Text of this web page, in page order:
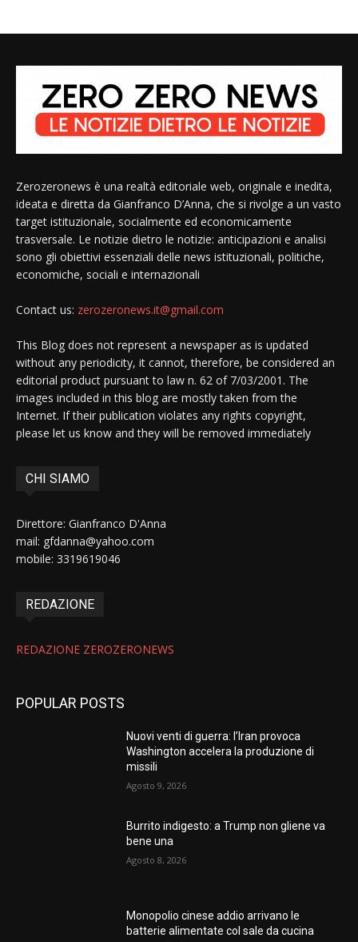
Zerozeronews è una realtà editoriale web, originale e inedita,
ideata e diretta da Gianfranco D’Anna, che si rivolge a un vasto
target istituzionale, socialmente ed economicamente
trasversale. Le notizie dietro le notizie: anticipazioni e analisi
sono gli obiettivi essenziali delle news istituzionali, politiche,
economiche, sociali e internazionali
Contact us: zerozeronews.it@gmail.com
This Blog does not represent a newspaper as is updated
without any periodicity, it cannot, therefore, be considered an
editorial product pursuant to law n. 62 of 7/03/2001. The
images included in this blog are mostly taken from the
Internet. If their publication violates any rights copyright,
please let us know and they will be removed immediately
CHI SIAMO
Direttore: Gianfranco D'Anna
mail: gfdanna@yahoo.com
mobile: 3319619046
REDAZIONE
REDAZIONE ZEROZERONEWS
POPULAR POSTS
Nuovi venti di guerra: l’Iran provoca
Washington accelera la produzione di
missili
Agosto 9, 2026
Burrito indigesto: a Trump non gliene va
bene una
Agosto 8, 2026
Monopolio cinese addio arrivano le
batterie alimentate col sale da cucina